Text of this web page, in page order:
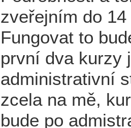
zveřejním do 14
Fungovat to
první dva kurzy
administrativní
zcela na mě,
bude po